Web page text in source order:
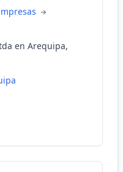
en Arequipa,